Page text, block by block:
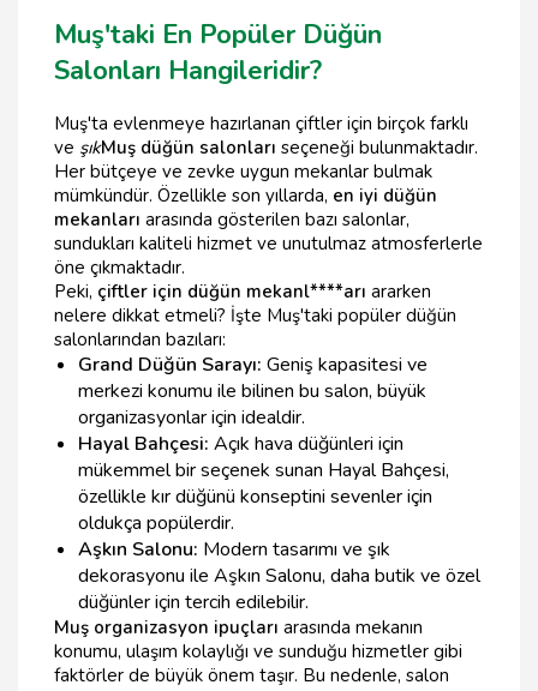
Muş'taki En Popüler Düğün
Salonları Hangileridir?
Muş'ta evlenmeye hazırlanan çiftler için birçok farklı
ve şıkMuş düğün salonları seçeneği bulunmaktadır.
Her bütçeye ve zevke uygun mekanlar bulmak
mümkündür. Özellikle son yıllarda, en iyi düğün
mekanları arasında gösterilen bazı salonlar,
sundukları kaliteli hizmet ve unutulmaz atmosferlerle
öne çıkmaktadır.
Peki, çiftler için düğün mekanl****arı ararken
nelere dikkat etmeli? İşte Muş'taki popüler düğün
salonlarından bazıları:
Grand Düğün Sarayı: Geniş kapasitesi ve
merkezi konumu ile bilinen bu salon, büyük
organizasyonlar için idealdir.
Hayal Bahçesi: Açık hava düğünleri için
mükemmel bir seçenek sunan Hayal Bahçesi,
özellikle kır düğünü konseptini sevenler için
oldukça popülerdir.
Aşkın Salonu: Modern tasarımı ve şık
dekorasyonu ile Aşkın Salonu, daha butik ve özel
düğünler için tercih edilebilir.
Muş organizasyon ipuçları arasında mekanın
konumu, ulaşım kolaylığı ve sunduğu hizmetler gibi
faktörler de büyük önem taşır. Bu nedenle, salon